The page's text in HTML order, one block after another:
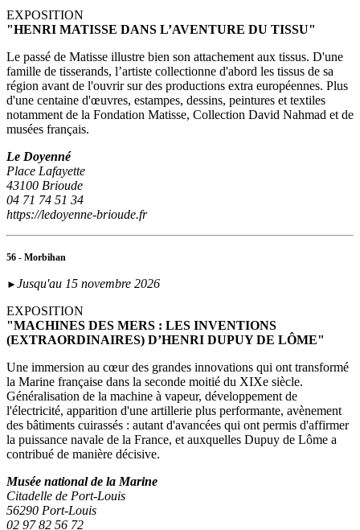
EXPOSITION
"HENRI MATISSE DANS L’AVENTURE DU TISSU"
Le passé de Matisse illustre bien son attachement aux tissus. D'une
famille de tisserands, l’artiste collectionne d'abord les tissus de sa
région avant de l'ouvrir sur des productions extra européennes. Plus
d'une centaine d'œuvres, estampes, dessins, peintures et textiles
notamment de la Fondation Matisse, Collection David Nahmad et de
musées français.
Le Doyenné
Place Lafayette
43100 Brioude
04 71 74 51 34
https://ledoyenne-brioude.fr
56 - Morbihan
► Jusqu'au 15 novembre 2026
EXPOSITION
"MACHINES DES MERS : LES INVENTIONS
(EXTRAORDINAIRES) D’HENRI DUPUY DE LÔME"
Une immersion au cœur des grandes innovations qui ont transformé
la Marine française dans la seconde moitié du XIXe siècle.
Généralisation de la machine à vapeur, développement de
l'électricité, apparition d'une artillerie plus performante, avènement
des bâtiments cuirassés : autant d'avancées qui ont permis d'affirmer
la puissance navale de la France, et auxquelles Dupuy de Lôme a
contribué de manière décisive.
Musée national de la Marine
Citadelle de Port-Louis
56290 Port-Louis
02 97 82 56 72